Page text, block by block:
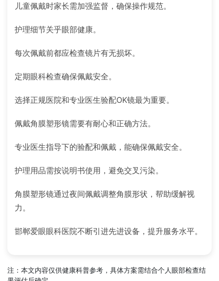
儿童佩戴时家长需加强监督，确保操作规范。
护理细节关乎眼部健康。
每次佩戴前都应检查镜片有无损坏。
定期眼科检查确保佩戴安全。
选择正规医院和专业医生验配OK镜最为重要。
佩戴角膜塑形镜需要有耐心和正确方法。
专业医生指导下的验配和佩戴，能确保佩戴安全。
护理用品需按说明书使用，避免交叉污染。
角膜塑形镜通过夜间佩戴调整角膜形状，帮助缓解视
力。
邯郸爱眼眼科医院不断引进先进设备，提升服务水平。
注：本文内容仅供健康科普参考，具体方案需结合个人眼部检查结